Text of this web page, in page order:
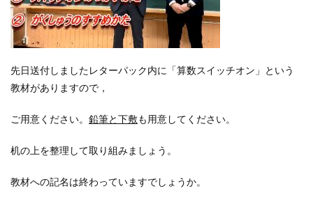
先日送付しましたレターパック内に「算数スイッチオン」という
教材がありますので，
ご用意ください。 鉛筆と下敷も用意してください。
机の上を整理して取り組みましょう。
教材への記名は終わっていますでしょうか。